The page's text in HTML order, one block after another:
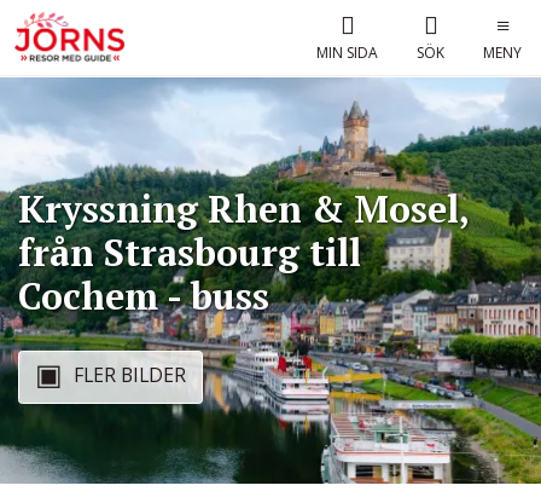
MIN SIDA SÖK MENY
Kryssning Rhen & Mosel,
från Strasbourg till
Cochem - buss
FLER BILDER